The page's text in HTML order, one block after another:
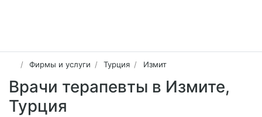
Фирмы и услуги Турция Измит
Врачи терапевты в Измите,
Турция